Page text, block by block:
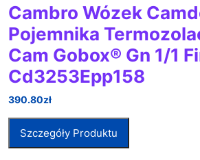
Cambro Wózek
Pojemnika
Cam Gobox® Gn 1/1
Cd3253Epp158
390.80zł
Szczegóły Produktu